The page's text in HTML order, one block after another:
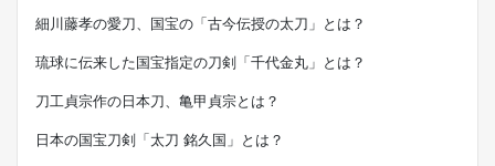
細川藤孝の愛刀、国宝の「古今伝授の太刀」とは？
琉球に伝来した国宝指定の刀剣「千代金丸」とは？
刀工貞宗作の日本刀、亀甲貞宗とは？
日本の国宝刀剣「太刀 銘久国」とは？